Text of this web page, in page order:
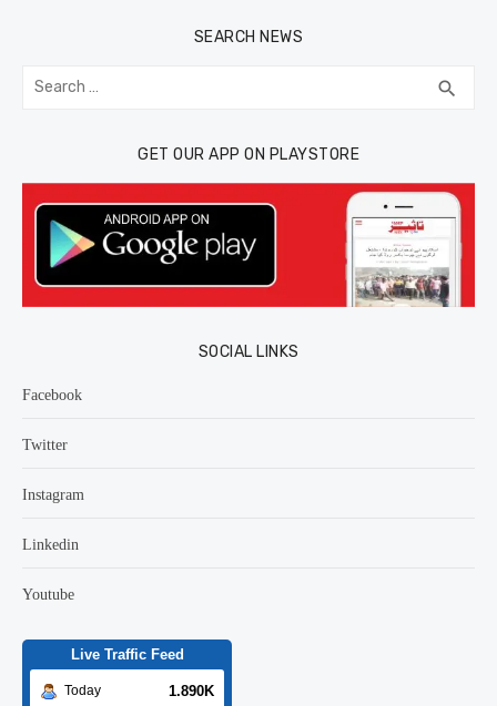
SEARCH NEWS
Search
for: search
GET OUR APP ON PLAYSTORE
SOCIAL LINKS
Facebook
Twitter
Instagram
Linkedin
Youtube
Live Traffic Feed
Today 1.890K